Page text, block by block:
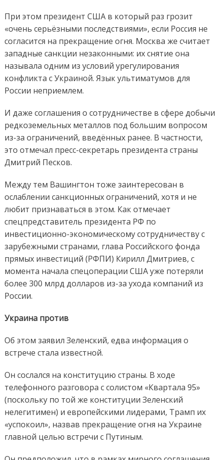
При этом президент США в который раз грозит
«очень серьёзными последствиями», если Россия не
согласится на прекращение огня. Москва же считает
западные санкции незаконными: их снятие она
называла одним из условий урегулирования
конфликта с Украиной. Язык ультиматумов для
России неприемлем.
И даже соглашения о сотрудничестве в сфере добычи
редкоземельных металлов под большим вопросом
из-за ограничений, введённых ранее. В частности,
это отмечал пресс-секретарь президента страны
Дмитрий Песков.
Между тем Вашингтон тоже заинтересован в
ослаблении санкционных ограничений, хотя и не
любит признаваться в этом. Как отмечает
спецпредставитель президента РФ по
инвестиционно-экономическому сотрудничеству с
зарубежными странами, глава Российского фонда
прямых инвестиций (РФПИ) Кирилл Дмитриев, с
момента начала спецоперации США уже потеряли
более 300 млрд долларов из-за ухода компаний из
России.
Украина против
Об этом заявил Зеленский, едва информация о
встрече стала известной.
Он сослался на конституцию страны. В ходе
телефонного разговора с солистом «Квартала 95»
(поскольку по той же конституции Зеленский
нелегитимен) и европейскими лидерами, Трамп их
«успокоил», назвав прекращение огня на Украине
главной целью встречи с Путиным.